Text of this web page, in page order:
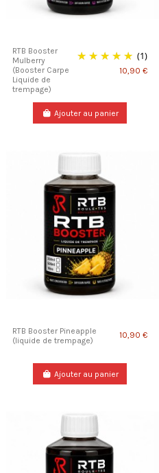
RTB Booster
Mulberry
(Booster Carpe
Liquide de
trempage)
(1)
10,90 €
Ajouter au panier
RTB Booster Pineapple
(liquide de trempage)
10,90 €
Ajouter au panier